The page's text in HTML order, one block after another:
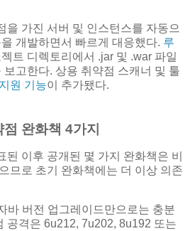
을 가진 서버 및 인스턴스를 자동으
개발하면서 빠르게 대응했다. 루
트 디렉토리에서 .jar 및 .war 파일
고한다. 상용 취약점 스캐너 및 툴
원 기능이 추가됐다.
완화책 4가지
된 이후 공개된 몇 가지 완화책은 비
므로 초기 완화책에는 더 이상 의존
바 버전 업그레이드만으로는 충분
공격은 6u212, 7u202, 8u192 또는